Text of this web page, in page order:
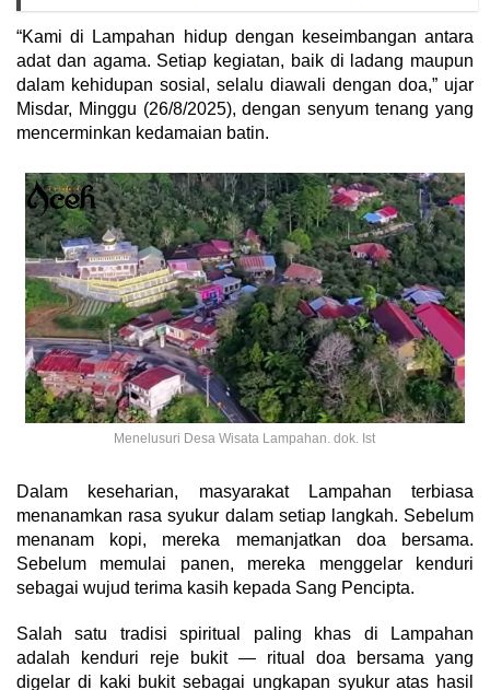
“Kami di Lampahan hidup dengan keseimbangan antara
adat dan agama. Setiap kegiatan, baik di ladang maupun
dalam kehidupan sosial, selalu diawali dengan doa,” ujar
Misdar, Minggu (26/8/2025), dengan senyum tenang yang
mencerminkan kedamaian batin.
Menelusuri Desa Wisata Lampahan. dok. Ist
Dalam keseharian, masyarakat Lampahan terbiasa
menanamkan rasa syukur dalam setiap langkah. Sebelum
menanam kopi, mereka memanjatkan doa bersama.
Sebelum memulai panen, mereka menggelar kenduri
sebagai wujud terima kasih kepada Sang Pencipta.
Salah satu tradisi spiritual paling khas di Lampahan
adalah kenduri reje bukit — ritual doa bersama yang
digelar di kaki bukit sebagai ungkapan syukur atas hasil